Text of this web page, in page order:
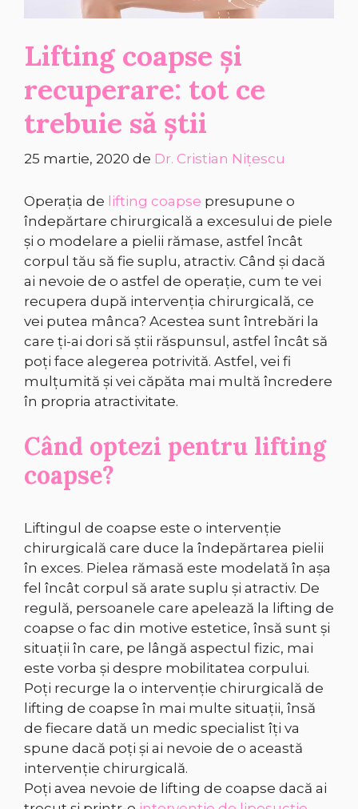
Lifting coapse și
recuperare: tot ce
trebuie să știi
25 martie, 2020 de Dr. Cristian Nițescu
Operația de lifting coapse presupune o
îndepărtare chirurgicală a excesului de piele
și o modelare a pielii rămase, astfel încât
corpul tău să fie suplu, atractiv. Când și dacă
ai nevoie de o astfel de operație, cum te vei
recupera după intervenția chirurgicală, ce
vei putea mânca? Acestea sunt întrebări la
care ți-ai dori să știi răspunsul, astfel încât să
poți face alegerea potrivită. Astfel, vei fi
mulțumită și vei căpăta mai multă încredere
în propria atractivitate.
Când optezi pentru lifting
coapse?
Liftingul de coapse este o intervenție
chirurgicală care duce la îndepărtarea pielii
în exces. Pielea rămasă este modelată în așa
fel încât corpul să arate suplu și atractiv. De
regulă, persoanele care apelează la lifting de
coapse o fac din motive estetice, însă sunt și
situații în care, pe lângă aspectul fizic, mai
este vorba și despre mobilitatea corpului.
Poți recurge la o intervenție chirurgicală de
lifting de coapse în mai multe situații, însă
de fiecare dată un medic specialist îți va
spune dacă poți și ai nevoie de o această
intervenție chirurgicală.
Poți avea nevoie de lifting de coapse dacă ai